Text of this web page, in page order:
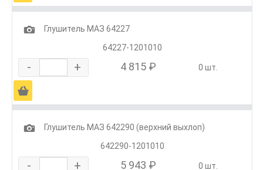
1
Глушитель МАЗ 64227
64227-1201010
- + 4 815 ₽ 0 шт.
Ä
1
Глушитель МАЗ 642290 (верхний выхлоп)
642290-1201010
- + 5 943 ₽ 0 шт.